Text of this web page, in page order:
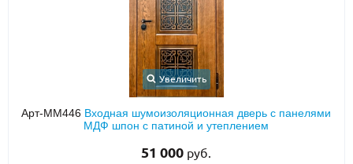
Увеличить
Арт-ММ446 Входная шумоизоляционная дверь с панелями
МДФ шпон с патиной и утеплением
51 000 руб.